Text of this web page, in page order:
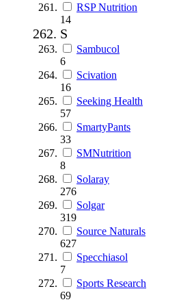
RSP Nutrition
14
S
Sambucol
6
Scivation
16
Seeking Health
57
SmartyPants
33
SMNutrition
8
Solaray
276
Solgar
319
Source Naturals
627
Specchiasol
7
Sports Research
69